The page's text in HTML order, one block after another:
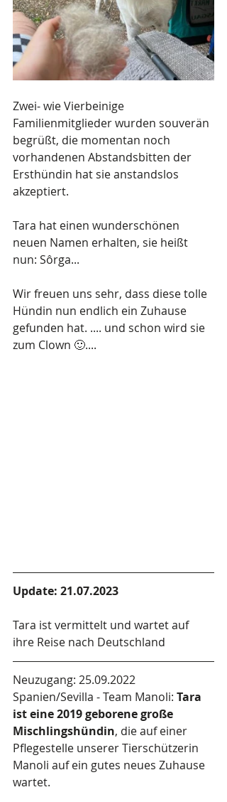
Zwei- wie Vierbeinige
Familienmitglieder wurden souverän
begrüßt, die momentan noch
vorhandenen Abstandsbitten der
Ersthündin hat sie anstandslos
akzeptiert.
Tara hat einen wunderschönen
neuen Namen erhalten, sie heißt
nun: Sôrga...
Wir freuen uns sehr, dass diese tolle
Hündin nun endlich ein Zuhause
gefunden hat. .... und schon wird sie
zum Clown 🙂....
Update: 21.07.2023
Tara ist vermittelt und wartet auf
ihre Reise nach Deutschland
Neuzugang: 25.09.2022
Spanien/Sevilla - Team Manoli: Tara
ist eine 2019 geborene große
Mischlingshündin, die auf einer
Pflegestelle unserer Tierschützerin
Manoli auf ein gutes neues Zuhause
wartet.